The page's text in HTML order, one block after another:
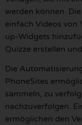
werden können.
einfach Videos von
up-Widgets
Quizze erstellen
Die
PhoneSites
sammeln, zu
nachzuverfolgen.
ermöglichen den